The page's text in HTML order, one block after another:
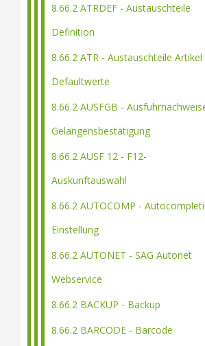
8.66.2 ATRDEF - Austauschteile
Definition
8.66.2 ATR - Austauschteile Artikel
Defaultwerte
8.66.2 AUSFGB -
Gelangensbestätigung
8.66.2 AUSF 12 - F12-
Auskunftauswahl
8.66.2 AUTOCOMP -
Einstellung
8.66.2 AUTONET - SAG Autonet
Webservice
8.66.2 BACKUP - Backup
8.66.2 BARCODE - Barcode